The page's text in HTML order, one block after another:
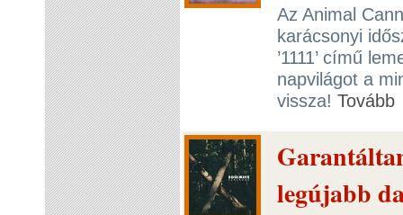
Az Animal
karácsonyi
’1111’ című
napvilágot a
vissza! Tovább
legújabb